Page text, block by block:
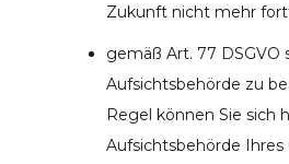
Zukunft nicht mehr
gemäß Art. 77 DSGVO
Aufsichtsbehörde zu
Regel können Sie sich
Aufsichtsbehörde Ihres